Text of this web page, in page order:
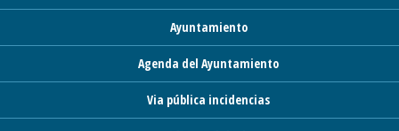
Ayuntamiento
Agenda del Ayuntamiento
Via pública incidencias